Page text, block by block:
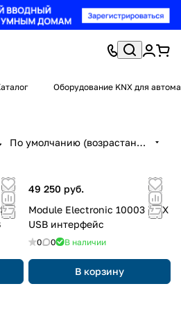
Оборудование KNX для
По умолчанию (возрастание)
49 250 руб.
Module Electronic 10003 KNX
USB интерфейс
0 0 В наличии
В корзину